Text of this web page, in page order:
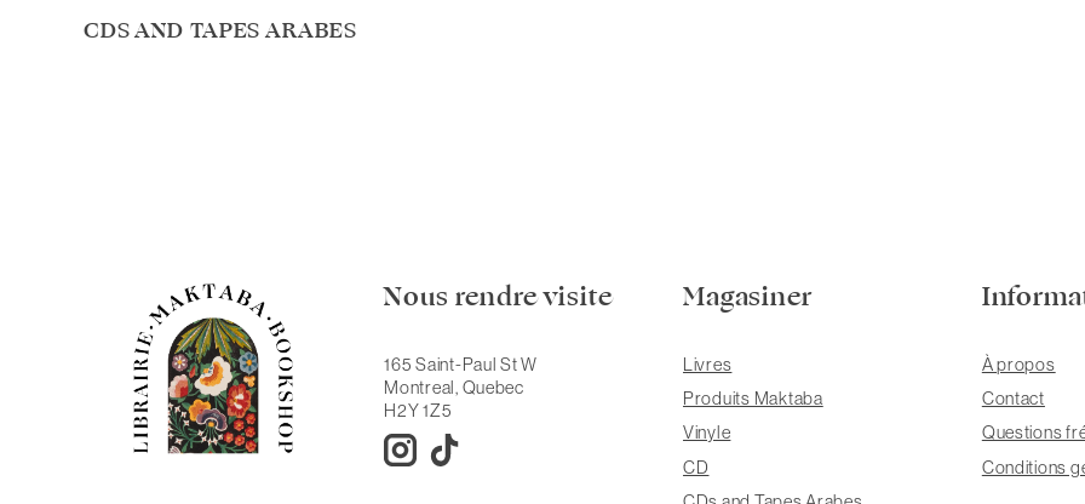
CDS AND TAPES ARABES
Nous rendre visite
165 Saint-Paul St W
Montreal, Quebec
H2Y 1Z5
Magasiner
Livres
Produits Maktaba
Vinyle
CD
À propos
Contact
Questions
Conditions